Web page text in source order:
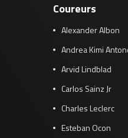
Coureurs
Alexander Albon
Andrea Kimi
Arvid Lindblad
Carlos Sainz Jr
Charles Leclerc
Esteban Ocon